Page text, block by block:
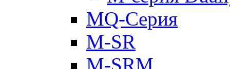
MQ-Серия
M-SR
M-SRM